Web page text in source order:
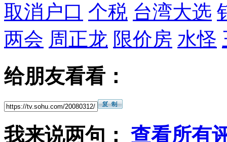
取消户口 个税 台湾大选
两会 周正龙 限价房 水怪
给朋友看看：
我来说两句： 查看所有